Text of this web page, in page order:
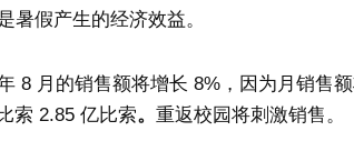
暑假产生的经济效益。
8 月的销售额将增长 8%，因为月销售
索 2.85 亿比索。 重返校园将刺激销售。